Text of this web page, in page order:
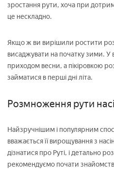
зростання рути, хоча при
це нескладно.
Якщо ж ви вирішили ростити
висаджувати на початку зими. У
приходом весни, а пікіровкою
займатися в перші дні літа.
Розмноження рути
Найзручнішим і популярним
вважається її вирощування з
дізнатися про Руті, і детально
рекомендуємо почати